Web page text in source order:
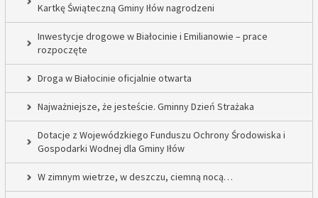
Kartkę Świąteczną Gminy Iłów nagrodzeni
Inwestycje drogowe w Białocinie i Emilianowie – prace
rozpoczęte
Droga w Białocinie oficjalnie otwarta
Najważniejsze, że jesteście. Gminny Dzień Strażaka
Dotacje z Wojewódzkiego Funduszu Ochrony Środowiska i
Gospodarki Wodnej dla Gminy Iłów
W zimnym wietrze, w deszczu, ciemną nocą…